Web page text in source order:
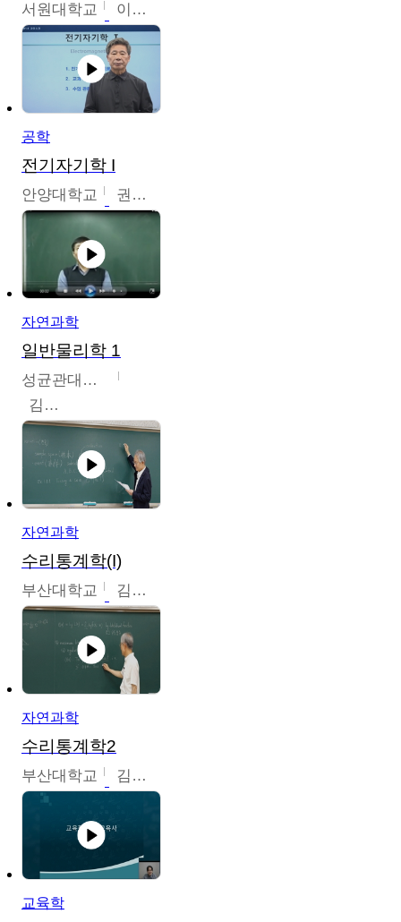
서원대학교 이병권
공학
전기자기학 I
안양대학교 권원현
자연과학
일반물리학 1
성균관대학교
김범준
자연과학
수리통계학(I)
부산대학교 김충락
자연과학
수리통계학2
부산대학교 김충락
교육학